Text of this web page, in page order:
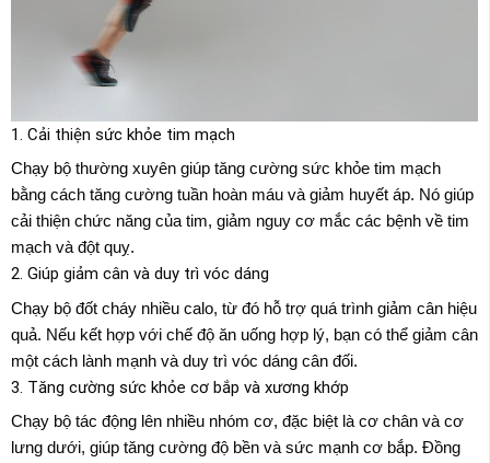
1. Cải thiện sức khỏe tim mạch
Chạy bộ thường xuyên giúp tăng cường sức khỏe tim mạch
bằng cách tăng cường tuần hoàn máu và giảm huyết áp. Nó giúp
cải thiện chức năng của tim, giảm nguy cơ mắc các bệnh về tim
mạch và đột quỵ.
2. Giúp giảm cân và duy trì vóc dáng
Chạy bộ đốt cháy nhiều calo, từ đó hỗ trợ quá trình giảm cân hiệu
quả. Nếu kết hợp với chế độ ăn uống hợp lý, bạn có thể giảm cân
một cách lành mạnh và duy trì vóc dáng cân đối.
3. Tăng cường sức khỏe cơ bắp và xương khớp
Chạy bộ tác động lên nhiều nhóm cơ, đặc biệt là cơ chân và cơ
lưng dưới, giúp tăng cường độ bền và sức mạnh cơ bắp. Đồng